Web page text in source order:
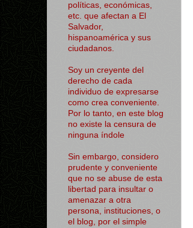
políticas, económicas,
etc. que afectan a El
Salvador,
hispanoamérica y sus
ciudadanos.
Soy un creyente del
derecho de cada
individuo de expresarse
como crea conveniente.
Por lo tanto, en este blog
no existe la censura de
ninguna índole
Sin embargo, considero
prudente y conveniente
que no se abuse de esta
libertad para insultar o
amenazar a otra
persona, instituciones, o
el blog, por el simple